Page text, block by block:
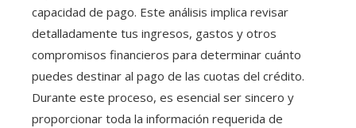
capacidad de pago. Este análisis implica revisar
detalladamente tus ingresos, gastos y otros
compromisos financieros para determinar cuánto
puedes destinar al pago de las cuotas del crédito.
Durante este proceso, es esencial ser sincero y
proporcionar toda la información requerida de